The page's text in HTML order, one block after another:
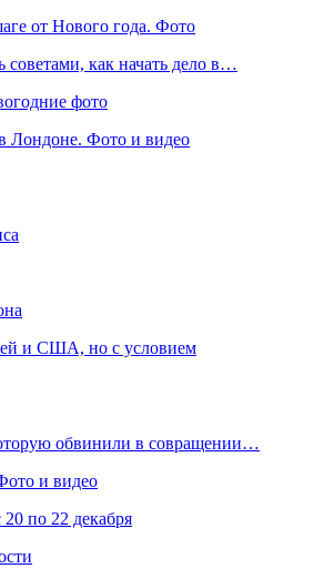
от Нового года. Фото
как начать дело в…
фото
Лондоне. Фото и видео
и США, но с условием
обвинили в совращении…
и видео
по 22 декабря